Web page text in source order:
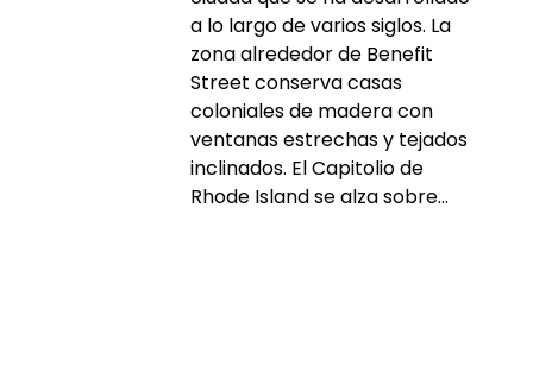
a lo largo de varios siglos. La
zona alrededor de Benefit
Street conserva casas
coloniales de madera con
ventanas estrechas y tejados
inclinados. El Capitolio de
Rhode Island se alza sobre...